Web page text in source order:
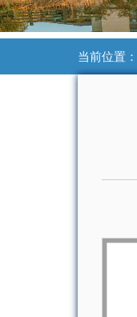
当前位置：